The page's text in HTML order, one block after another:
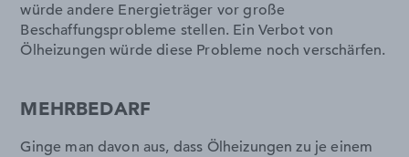
würde andere Energieträger vor große
Beschaffungsprobleme stellen. Ein Verbot von
Ölheizungen würde diese Probleme noch verschärfen.
MEHRBEDARF
Ginge man davon aus, dass Ölheizungen zu je einem